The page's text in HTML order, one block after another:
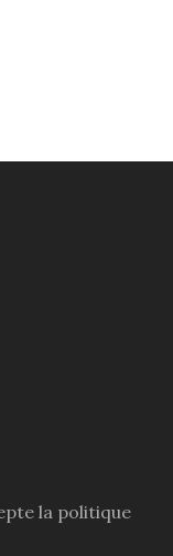
la politique